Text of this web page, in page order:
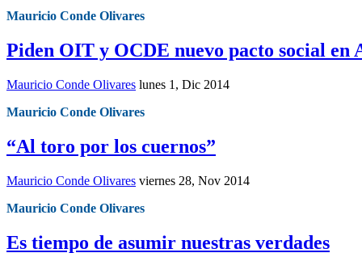
Mauricio Conde Olivares
Piden OIT y OCDE nuevo pacto social en
Mauricio Conde Olivares lunes 1, Dic 2014
Mauricio Conde Olivares
“Al toro por los cuernos”
Mauricio Conde Olivares viernes 28, Nov 2014
Mauricio Conde Olivares
Es tiempo de asumir nuestras verdades